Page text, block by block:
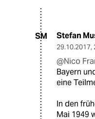
SM Stefan
29.10.2017,
@Nico
Bayern
eine
In den
Mai 1949